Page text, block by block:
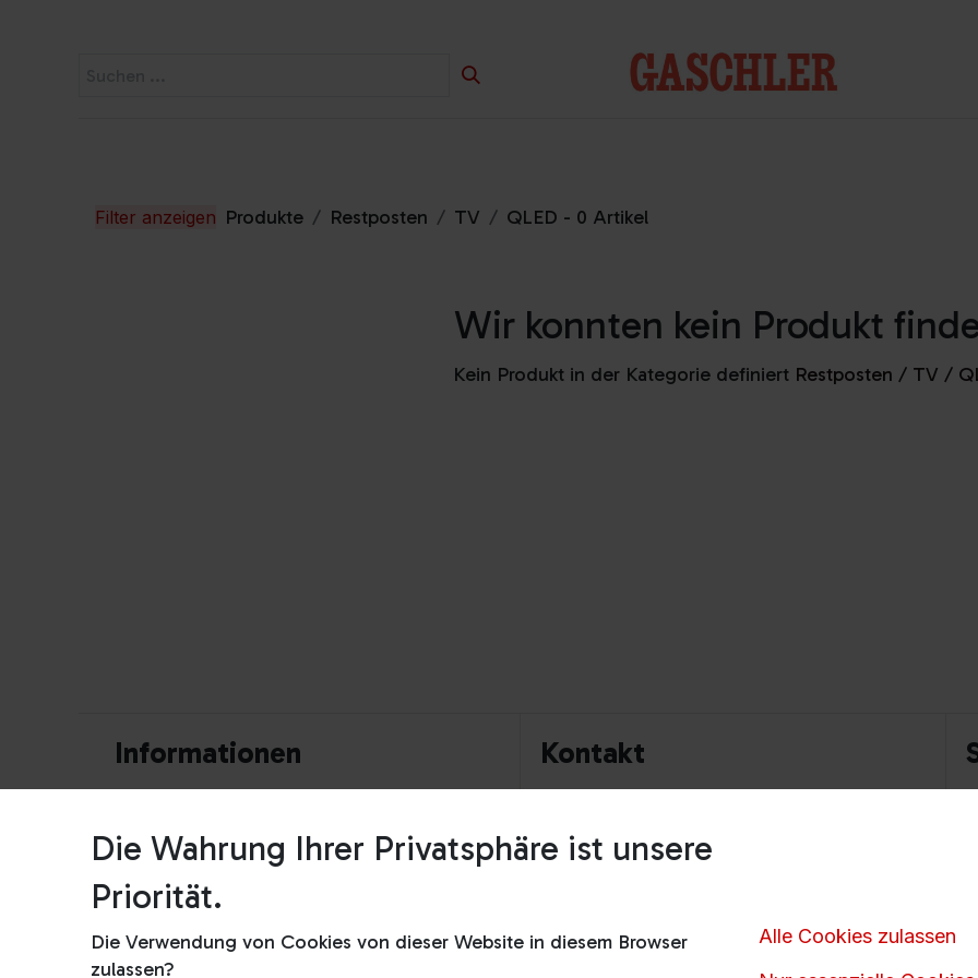
Filter anzeigen Produkte Restposten TV QLED - 0 Artikel
Wir konnten kein Produkt
Kein Produkt in der Kategorie definiert Restposten / TV /
Informatio​​nen
AGB
Datenschutzrichtlinie
Kontakt
Die Wahrung Ihrer Privatsphäre ist unsere
Priorität.
Die Verwendung von Cookies von dieser Website in diesem Browser
zulassen?
Alle Cookies zulassen